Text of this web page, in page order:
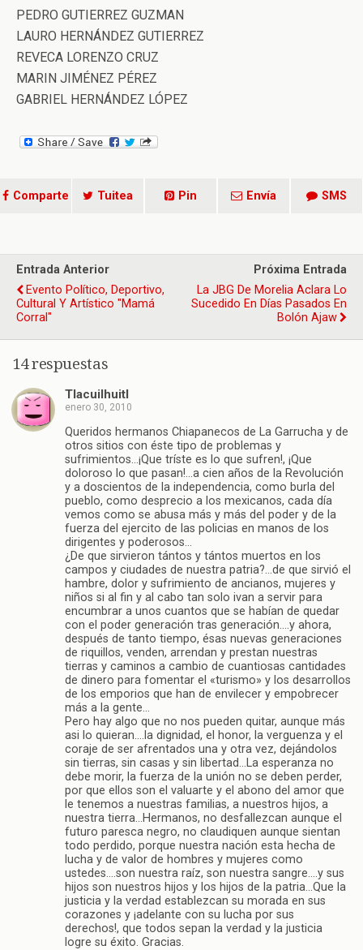
PEDRO GUTIERREZ GUZMAN
LAURO HERNÁNDEZ GUTIERREZ
REVECA LORENZO CRUZ
MARIN JIMÉNEZ PÉREZ
GABRIEL HERNÁNDEZ LÓPEZ
Comparte Tuitea Pin Envía SMS
Entrada Anterior
Evento Político, Deportivo,
Cultural Y Artístico "Mamá
Corral"
Próxima Entrada
La JBG De Morelia Aclara Lo
Sucedido En Días Pasados En
Bolón Ajaw
14 respuestas
Tlacuilhuitl
enero 30, 2010
Queridos hermanos Chiapanecos de La Garrucha y de
otros sitios con éste tipo de problemas y
sufrimientos…¡Que tríste es lo que sufren!, ¡Que
doloroso lo que pasan!…a cien años de la Revolución
y a doscientos de la independencia, como burla del
pueblo, como desprecio a los mexicanos, cada día
vemos como se abusa más y más del poder y de la
fuerza del ejercito de las policias en manos de los
dirigentes y poderosos…
¿De que sirvieron tántos y tántos muertos en los
campos y ciudades de nuestra patria?…de que sirvió el
hambre, dolor y sufrimiento de ancianos, mujeres y
niños si al fin y al cabo tan solo ivan a servir para
encumbrar a unos cuantos que se habían de quedar
con el poder generación tras generación….y ahora,
después de tanto tiempo, ésas nuevas generaciones
de riquillos, venden, arrendan y prestan nuestras
tierras y caminos a cambio de cuantiosas cantidades
de dinero para fomentar el «turismo» y los desarrollos
de los emporios que han de envilecer y empobrecer
más a la gente…
Pero hay algo que no nos pueden quitar, aunque más
asi lo quieran….la dignidad, el honor, la verguenza y el
coraje de ser afrentados una y otra vez, dejándolos
sin tierras, sin casas y sin libertad…La esperanza no
debe morir, la fuerza de la unión no se deben perder,
por que ellos son el valuarte y el abono del amor que
le tenemos a nuestras familias, a nuestros hijos, a
nuestra tierra…Hermanos, no desfallezcan aunque el
futuro paresca negro, no claudiquen aunque sientan
todo perdido, porque nuestra nación esta hecha de
lucha y de valor de hombres y mujeres como
ustedes….son nuestra raíz, son nuestra sangre….y sus
hijos son nuestros hijos y los hijos de la patria…Que la
justicia y la verdad establezcan su morada en sus
corazones y ¡adelante con su lucha por sus
derechos!, que todos sepan la verdad y la justicia
logre su éxito. Gracias.